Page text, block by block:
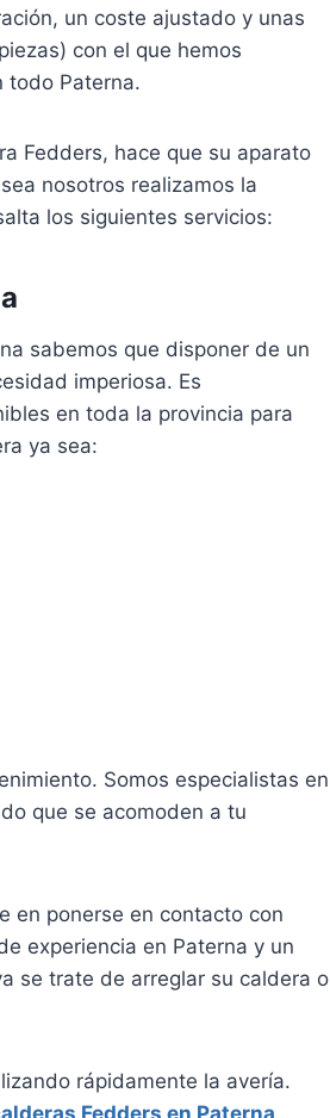
un coste ajustado y unas
con el que hemos
todo Paterna.
Fedders, hace que su aparato
nosotros realizamos la
los siguientes servicios:
sabemos que disponer de un
imperiosa. Es
en toda la provincia para
ya sea:
Somos especialistas en
que se acomoden a tu
en ponerse en contacto con
experiencia en Paterna y un
se trate de arreglar su caldera o
rápidamente la avería.